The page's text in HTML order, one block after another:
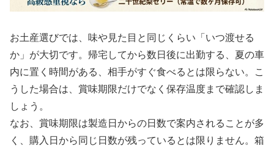
お土産選びでは、味や見た目と同じくらい「いつ渡せる
か」が大切です。帰宅してから数日後に出勤する、夏の車
内に置く時間がある、相手がすぐ食べるとは限らない。こ
うした場合は、賞味期限だけでなく保存温度まで確認しま
しょう。
なお、賞味期限は製造日からの日数で案内されることが多
く、購入日から同じ日数が残っているとは限りません。箱